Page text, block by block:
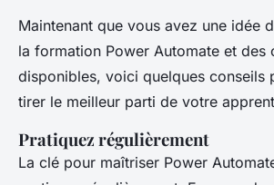
Maintenant que vous avez une idée
la formation Power Automate et des
disponibles, voici quelques conseils
tirer le meilleur parti de votre
Pratiquez régulièrement
La clé pour maîtriser Power